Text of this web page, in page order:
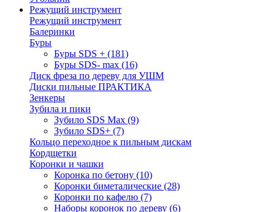
Режущий инструмент
Режущий инструмент
Балеринки
Буры
Буры SDS + (181)
Буры SDS- max (16)
Диск фреза по дереву для УШМ
Диски пильные ПРАКТИКА
Зенкеры
Зубила и пики
Зубило SDS Max (9)
Зубило SDS+ (7)
Кольцо переходное к пильным дискам
Кордщетки
Коронки и чашки
Коронка по бетону (10)
Коронки биметалические (28)
Коронки по кафелю (7)
Наборы коронок по дереву (6)